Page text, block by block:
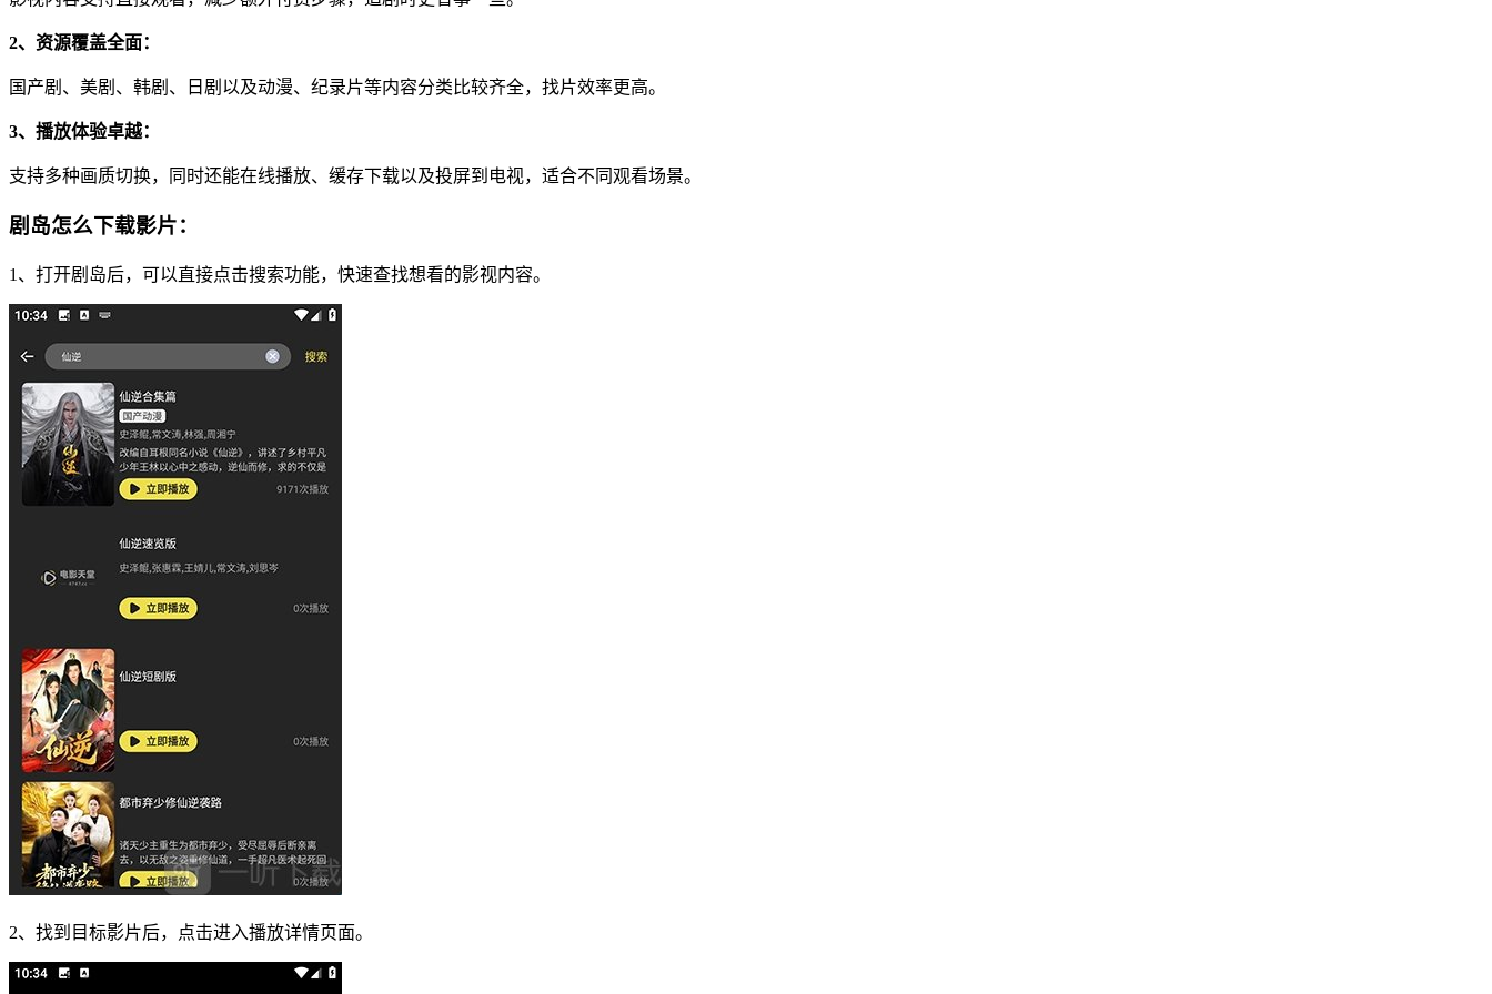
2、资源覆盖全面：
国产剧、美剧、韩剧、日剧以及动漫、纪录片等内容分类比较齐全，找片效率更高。
3、播放体验卓越：
支持多种画质切换，同时还能在线播放、缓存下载以及投屏到电视，适合不同观看场景。
剧岛怎么下载影片：
1、打开剧岛后，可以直接点击搜索功能，快速查找想看的影视内容。
2、找到目标影片后，点击进入播放详情页面。